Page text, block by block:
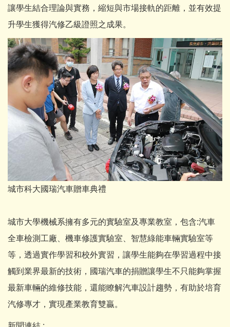
讓學生結合理論與實務，縮短與市場接軌的距離，並有效提
升學生獲得汽修乙級證照之成果。
城市科大國瑞汽車贈車典禮
城市大學機械系擁有多元的實驗室及專業教室，包含:汽車
全車檢測工廠、機車修護實驗室、智慧綠能車輛實驗室等
等，透過實作學習和校外實習，讓學生能夠在學習過程中接
觸到業界最新的技術，國瑞汽車的捐贈讓學生不只能夠掌握
最新車輛的維修技能，還能瞭解汽車設計趨勢，有助於培育
汽修專才，實現產業教育雙贏。